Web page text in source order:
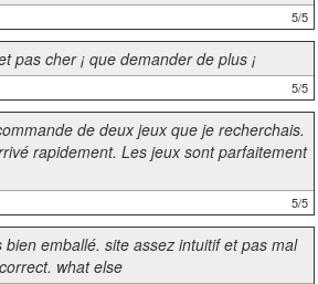
5/5
pas cher ¡ que demander de plus ¡
5/5
de deux jeux que je recherchais.
rapidement. Les jeux sont parfaitement
5/5
emballé. site assez intuitif et pas mal
what else